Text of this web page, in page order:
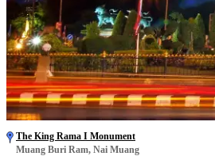
The King Rama I Monument
Muang Buri Ram, Nai Muang